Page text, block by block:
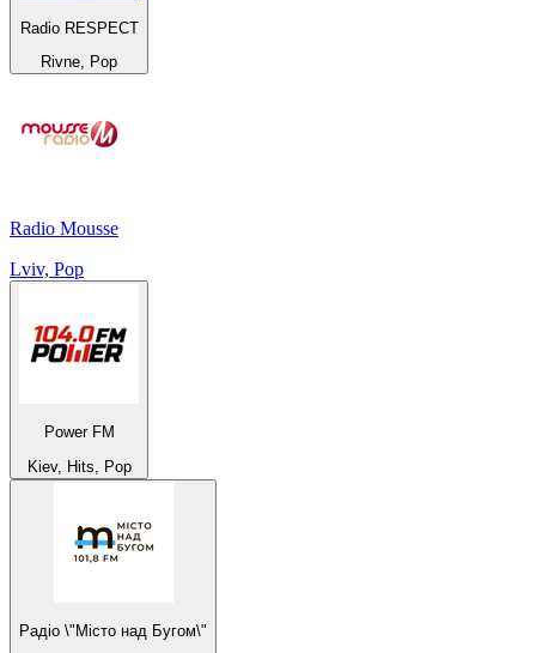
Radio RESPECT
Rivne, Pop
Radio Mousse
Lviv, Pop
Power FM
Kiev, Hits, Pop
Радіо \"Місто над Бугом\"